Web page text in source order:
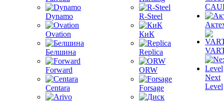
Dynamo
Ovation
Белшина
Forward
Centara
R-Steel
КиК
Replica
ORW
Forsage
Next
Level